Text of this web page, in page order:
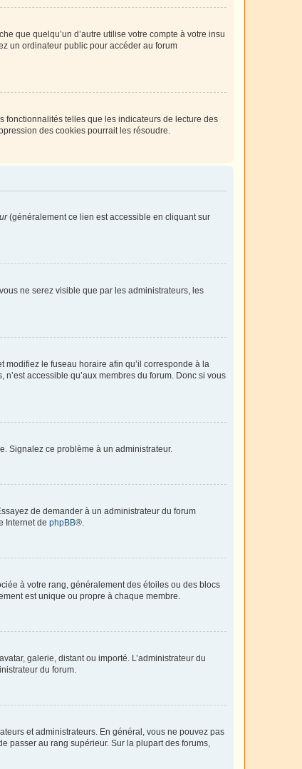
que quelqu’un d’autre utilise votre compte à votre insu
un ordinateur public pour accéder au forum
fonctionnalités telles que les indicateurs de lecture des
des cookies pourrait les résoudre.
(généralement ce lien est accessible en cliquant sur
ne serez visible que par les administrateurs, les
modifiez le fuseau horaire afin qu’il corresponde à la
accessible qu’aux membres du forum. Donc si vous
Signalez ce problème à un administrateur.
de demander à un administrateur du forum
Internet de phpBB®.
à votre rang, généralement des étoiles ou des blocs
est unique ou propre à chaque membre.
galerie, distant ou importé. L’administrateur du
du forum.
et administrateurs. En général, vous ne pouvez pas
passer au rang supérieur. Sur la plupart des forums,